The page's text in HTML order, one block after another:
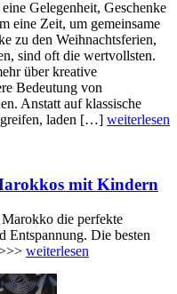
Gelegenheit, Geschenke
eine Zeit, um gemeinsame
zu den Weihnachtsferien,
sind oft die wertvollsten.
über kreative
Bedeutung von
Anstatt auf klassische
laden […] weiterlesen
mit Kindern
die perfekte
Entspannung. Die besten
weiterlesen